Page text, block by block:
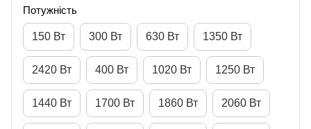
Потужність
150 Вт 300 Вт 630 Вт 1350 Вт
2420 Вт 400 Вт 1020 Вт 1250 Вт
1440 Вт 1700 Вт 1860 Вт 2060 Вт